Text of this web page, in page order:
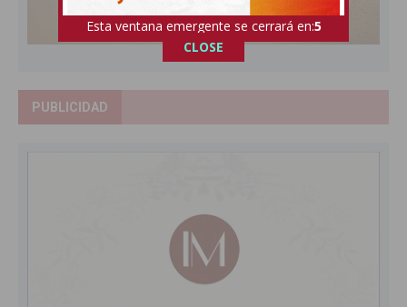
PUBLICIDAD
Esta ventana emergente se cerrará en:4
CLOSE